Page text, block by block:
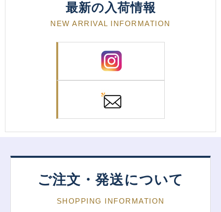
最新の入荷情報
NEW ARRIVAL INFORMATION
ご注文・発送について
SHOPPING INFORMATION